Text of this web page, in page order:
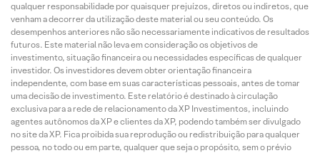
qualquer responsabilidade por quaisquer prejuízos, diretos ou indiretos, que
venham a decorrer da utilização deste material ou seu conteúdo. Os
desempenhos anteriores não são necessariamente indicativos de resultados
futuros. Este material não leva em consideração os objetivos de
investimento, situação financeira ou necessidades específicas de qualquer
investidor. Os investidores devem obter orientação financeira
independente, com base em suas características pessoais, antes de tomar
uma decisão de investimento. Este relatório é destinado à circulação
exclusiva para a rede de relacionamento da XP Investimentos, incluindo
agentes autônomos da XP e clientes da XP, podendo também ser divulgado
no site da XP. Fica proibida sua reprodução ou redistribuição para qualquer
pessoa, no todo ou em parte, qualquer que seja o propósito, sem o prévio